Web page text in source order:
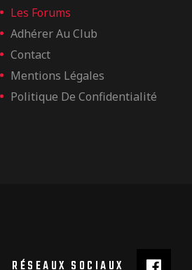
Les Forums
Adhérer Au Club
Contact
Mentions Légales
Politique De Confidentialité